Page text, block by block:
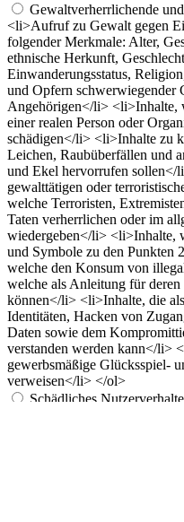
Gewaltverherrlichende
<li>Aufruf zu Gewalt gegen
folgender Merkmale: Alter,
ethnische Herkunft,
Einwanderungsstatus,
und Opfern schwerwiegender
Angehörigen</li> <li>Inhalte,
einer realen Person oder
schädigen</li> <li>Inhalte zu
Leichen, Raubüberfällen und
und Ekel hervorrufen
gewalttätigen oder
welche Terroristen,
Taten verherrlichen oder im
wiedergeben</li> <li>Inhalte,
und Symbole zu den Punkten
welche den Konsum von
welche als Anleitung für
können</li> <li>Inhalte, die
Identitäten, Hacken von
Daten sowie dem
verstanden werden kann</li>
gewerbsmäßige Glücksspiel-
verweisen</li> </ol>
Schädliches